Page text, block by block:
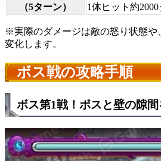
（5ターン）
1体ヒット約
※実際のダメージは敵の怒り状態や
変化します。
ボス戦の攻略手順
ボス第1戦！ボスと壁の隙間